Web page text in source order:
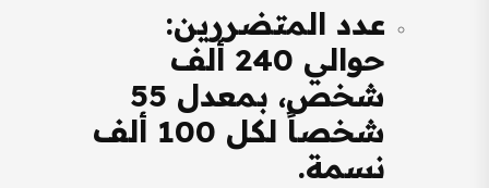
عدد المتضررين:
حوالي 240 ألف
شخص، بمعدل 55
شخصاً لكل 100 ألف
نسمة.